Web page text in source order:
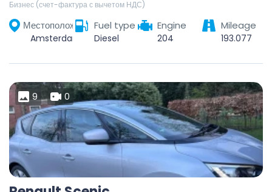
Бизнес (счет-фактура с вычетом НДС)
МестоположениеFuel type
Diesel
Engine
204
Mileage
193.077
9 0